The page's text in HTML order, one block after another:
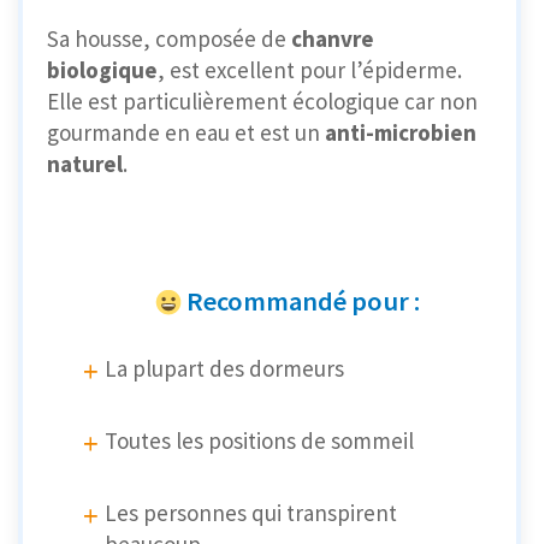
Sa housse, composée de chanvre
biologique, est excellent pour l’épiderme.
Elle est particulièrement écologique car non
gourmande en eau et est un anti-microbien
naturel.
Recommandé pour :
La plupart des dormeurs
Toutes les positions de sommeil
Les personnes qui transpirent